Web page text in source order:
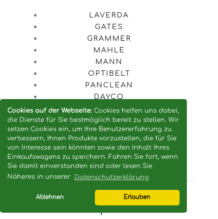
Cookies auf der Webseite:Cookies helfen uns dabei,
die Dienste für Sie bestmöglich bereit zu stellen. Wir
setzen Cookies ein, um Ihre Benutzererfahrung zu
verbessern, Ihnen Produkte vorzustellen, die für Sie
von Interesse sein könnten sowie den Inhalt Ihres
Einkaufswagens zu speichern. Fahren Sie fort, wenn
Sie damit einverstanden sind oder lesen Sie
Näheres in unserer
Datenschutzerklärung
Ablehnen Erlauben
LAVERDA
GATES
GRAMMER
MAHLE
MANN
OPTIBELT
PANCLEAN
DAYCO
DENSO
INA FAG
KOYO
SKF
TIMKEN
Νέα προϊόντα